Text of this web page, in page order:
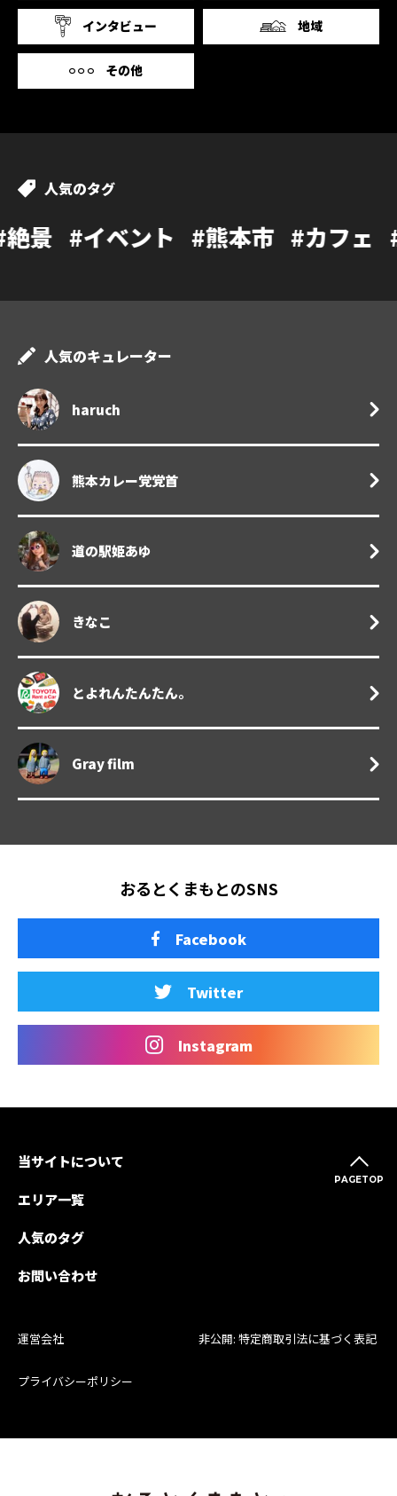
インタビュー 地域
その他
人気のタグ
ト #熊本市 #カフェ #温泉 #ラ
人気のキュレーター
haruch
熊本カレー党党首
道の駅姫あゆ
きなこ
とよれんたんたん。
Gray film
おるとくまもとのSNS
Facebook
Twitter
Instagram
PAGETOP
当サイトについて
エリア一覧
人気のタグ
お問い合わせ
運営会社 非公開: 特定商取引法に基づく表記
プライバシーポリシー